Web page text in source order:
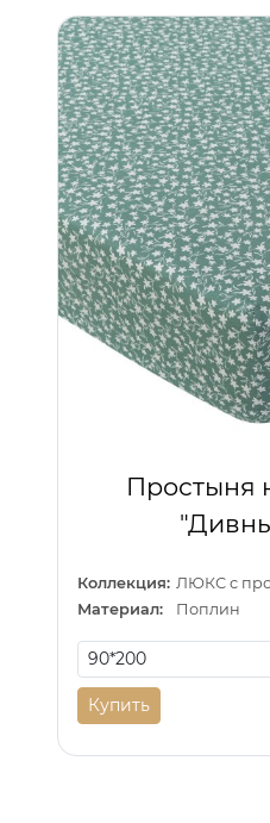
Простыня
Коллекция: ЛЮКС с
Материал:
Поплин
Купить